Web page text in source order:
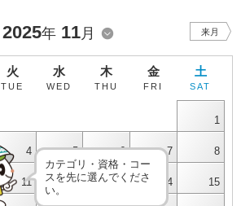
2025年 11月 来月
火
TUE
水
WED
木
THU
金
FRI
土
SAT
1
4 5 6 7 8
11 12 13 14 15
カテゴリ・資格・コー
スを先に選んでくださ
い。